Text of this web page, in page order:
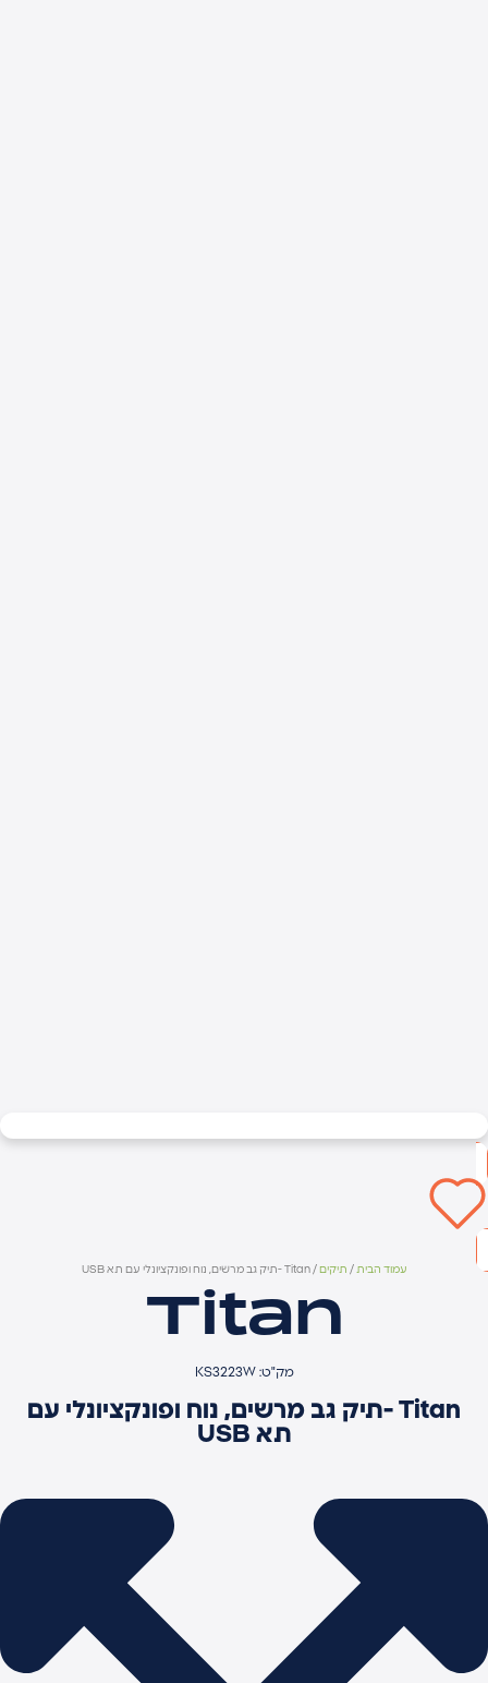
עמוד הבית/ תיקים/ Titan -תיק גב מרשים, נוח ופונקציונלי עם תא USB
Titan
מק"ט: KS3223W
Titan -תיק גב מרשים, נוח ופונקציונלי עם
תא USB